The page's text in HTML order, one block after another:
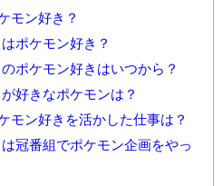
モン好き？
ポケモン好き？
ポケモン好きはいつから？
好きなポケモンは？
モン好きを活かした仕事は？
冠番組でポケモン企画をやっ